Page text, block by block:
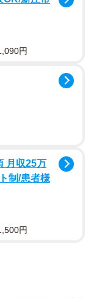
れると完成。
置いて加湿す
危険性がついて
紙」しか使わな
さそうです。
まうのを防げる
円
月収25万
制/患者様
円